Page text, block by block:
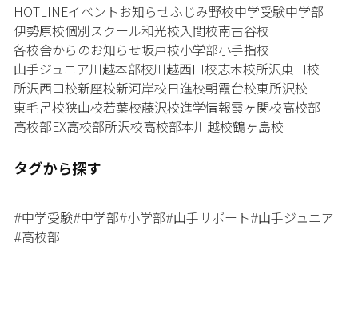
HOTLINEイベントお知らせふじみ野校中学受験中学部
伊勢原校個別スクール和光校入間校南古谷校
各校舎からのお知らせ坂戸校小学部小手指校
山手ジュニア川越本部校川越西口校志木校所沢東口校
所沢西口校新座校新河岸校日進校朝霞台校東所沢校
東毛呂校狭山校若葉校藤沢校進学情報霞ヶ関校高校部
高校部EX高校部所沢校高校部本川越校鶴ヶ島校
タグから探す
#中学受験#中学部#小学部#山手サポート#山手ジュニア
#高校部